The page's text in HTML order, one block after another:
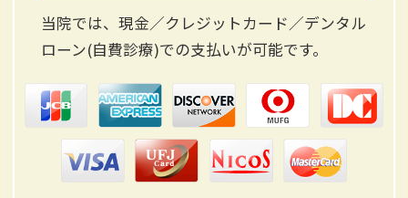
当院では、現金／クレジットカード／デンタル
ローン(自費診療)での支払いが可能です。